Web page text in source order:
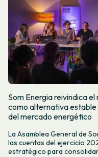
Som Energia reivindica
como alternativa
del mercado energético
La Asamblea General de
las cuentas del ejercicio
estratégico para